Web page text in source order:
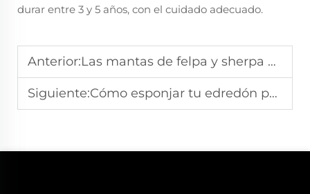
durar entre 3 y 5 años, con el cuidado adecuado.
Anterior:Las mantas de felpa y sherpa más acogedoras para noches de cine
Siguiente:Cómo esponjar tu edredón para mantenerlo como nuevo